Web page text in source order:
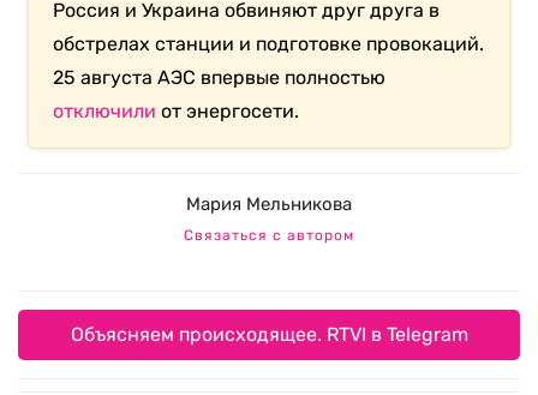
Россия и Украина обвиняют друг друга в
обстрелах станции и подготовке провокаций.
25 августа АЭС впервые полностью
отключили от энергосети.
Мария Мельникова
Связаться с автором
Объясняем происходящее. RTVI в Telegram